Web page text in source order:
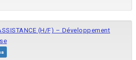
(H/F) – Développement